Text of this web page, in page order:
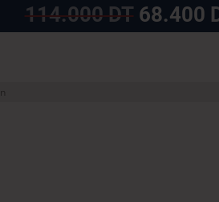
114.000DT Le
prix
68.400